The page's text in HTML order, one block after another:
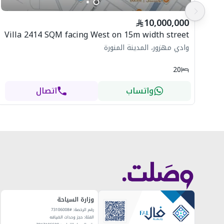
▫ 4 صالات
💰 المطلوب: 3,500,000 ريال
📞 للتواصل:
0530084666
https://sadin.com.sa/property/IQ5XT
ترخيص الإعلان:
7200973739
10,000,000
Villa 2414 SQM facing West on 15m width street
وادي مهزور، المدينة المنورة
20
واتساب اتصال